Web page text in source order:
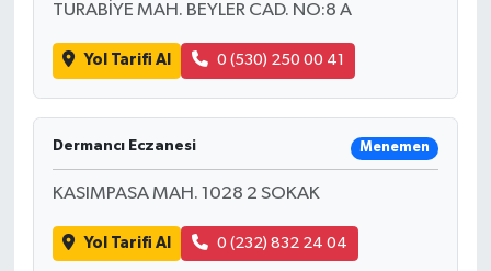
TURABİYE MAH. BEYLER CAD. NO:8 A
Yol Tarifi Al 0 (530) 250 00 41
Dermancı Eczanesi Menemen
KASIMPASA MAH. 1028 2 SOKAK
Yol Tarifi Al 0 (232) 832 24 04